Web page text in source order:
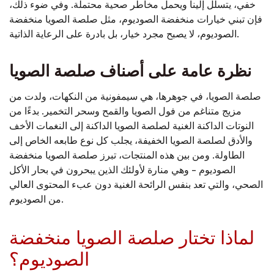
خفي، يتسلل إلينا ويحمل مخاطر صحية محتملة. وفي ضوء ذلك،
فإن تبني خيارات منخفضة الصوديوم، مثل صلصة الصويا منخفضة
الصوديوم، لا يصبح مجرد خيار، بل بادرة على الرعاية الذاتية.
نظرة عامة على أصناف صلصة الصويا
صلصة الصويا، في جوهرها، هي سيمفونية من النكهات، ولدت من
مزيج متناغم من فول الصويا والقمح وسحر التخمير. بدءًا من
النوتات الداكنة الغنية لصلصة الصويا الداكنة إلى النغمات الأخف
والأدق لصلصة الصويا الخفيفة، يجلب كل نوع طابعه الخاص إلى
الطاولة. ومن بين هذه المنتجات، تبرز صلصة الصويا منخفضة
الصوديوم - وهي منارة لأولئك الذين يبحرون في بحار الأكل
الصحي، والتي تعد بنفس الرائحة الغنية دون عبء المحتوى العالي
من الصوديوم.
لماذا تختار صلصة الصويا منخفضة
الصوديوم؟